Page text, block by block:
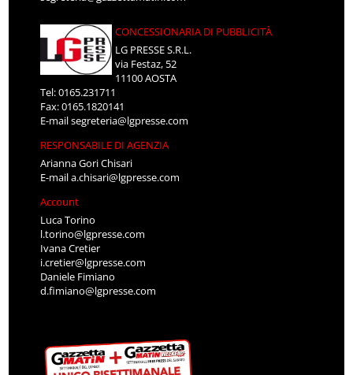
CONCESSIONARIA DI PUBBLICITÀ
LG PRESSE S.R.L.
via Festaz, 52
11100 AOSTA
Tel: 0165.231711
Fax: 0165.1820141
E-mailsegreteria@lgpresse.com
RESPONSABILE DI AGENZIA
Arianna Gori Chisari
E-maila.chisari@lgpresse.com
Account
Luca Torino
l.torino@lgpresse.com
Ivana Cretier
i.cretier@lgpresse.com
Daniele Fimiano
d.fimiano@lgpresse.com